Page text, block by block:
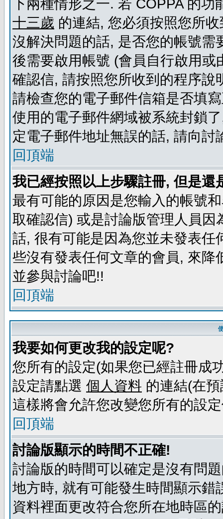
下兩種情形之一. 若 COPPA 的
十三歲 的連結, 您必須按照您所
沒解決問題的話, 是否您的帳號
後需要啟用帳號 (會員自行啟用
確認信, 請按照您所收到的程序
請檢查您的電子郵件信箱是否填
使用的電子郵件網域被系統封鎖
定電子郵件地址無誤的話, 請向
回頂端
我已經按照以上步驟註冊, 但是還
最有可能的原因是您輸入的帳號
取確認信) 或是討論版管理人員
話, 很有可能是因為您並未發表
些沒有發表任何文章的會員, 來
並參與討論吧!!
回頂端
我要如何更改我的設定呢?
您所有的設定(如果您已經註冊成
設定請點選 個人資料 的連結(在
這樣將會允許您改變您所有的設
回頂端
討論版顯示的時間不正確!
討論版的時間可以確定是沒有問
地方時, 就有可能發生時間顯示
資料裡面更改符合您所在地時區